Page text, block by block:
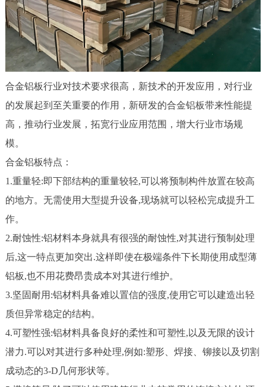
合金铝板行业对技术要求很高，新技术的开发应用，对行业
的发展起到至关重要的作用，新研发的合金铝板带来性能提
高，推动行业发展，拓宽行业应用范围，增大行业市场规
模。
合金铝板特点：
1.重量轻:即下部结构的重量较轻,可以将预制构件放置在较高
的地方。无需使用大型提升设备,现场就可以轻松完成提升工
作。
2.耐蚀性:铝材料本身就具有很强的耐蚀性,对其进行预制处理
后,这一特点更加突出.这样即使在极端条件下长期使用成型薄
铝板,也不用花费昂贵成本对其进行维护。
3.坚固耐用:铝材料具备难以置信的强度,使用它可以建造出轻
质但异常稳定的结构。
4.可塑性强:铝材料具备良好的柔性和可塑性,以及无限的设计
潜力.可以对其进行多种处理,例如:塑形、焊接、铆接以及切割
成动态的3-D几何形状等。